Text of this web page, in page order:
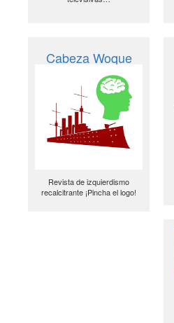
Cabeza Woque
Revista de izquierdismo
recalcitrante ¡Pincha el logo!